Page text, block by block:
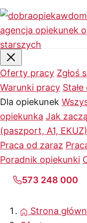
Oferty pracy Zgłoś
Warunki pracy
Dla opiekunek
opiekunka Jak
(paszport, A1, EKUZ)
Praca od zaraz
Poradnik opiekunki
573 248 000
Strona